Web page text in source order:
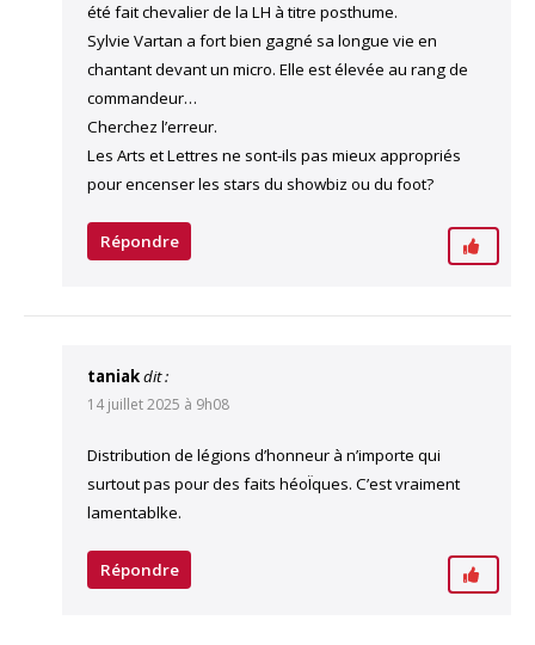
été fait chevalier de la LH à titre posthume.
Sylvie Vartan a fort bien gagné sa longue vie en
chantant devant un micro. Elle est élevée au rang de
commandeur…
Cherchez l’erreur.
Les Arts et Lettres ne sont-ils pas mieux appropriés
pour encenser les stars du showbiz ou du foot?
Répondre
taniakdit :
14 juillet 2025 à 9h08
Distribution de légions d’honneur à n’importe qui
surtout pas pour des faits héoÏques. C’est vraiment
lamentablke.
Répondre